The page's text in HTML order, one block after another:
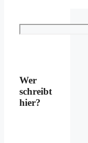
Suchen
Wer
schreibt
hier?